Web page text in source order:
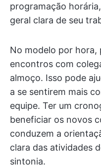
programação
geral clara de seu
No modelo por hora,
encontros com
almoço. Isso pode
a se sentirem mais
equipe. Ter um
beneficiar os novos
conduzem a
clara das atividades
sintonia.